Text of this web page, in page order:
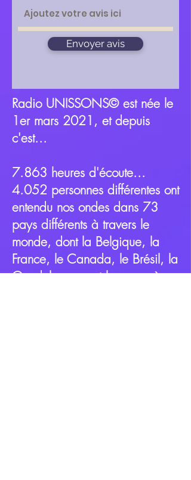
Envoyer avis
Radio UNISSONS© est née le
1er mars 2021, et depuis
c'est...
7.863 heures d'écoute...
4.052 personnes différentes ont
entendu nos ondes dans 73
pays différents à travers le
monde, dont la Belgique, la
France, le Canada, le Brésil, la
Guadeloupe sont les pays à